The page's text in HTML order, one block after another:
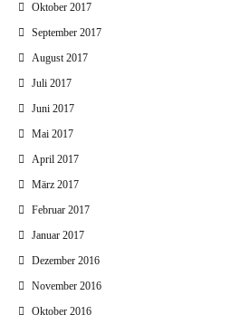
Oktober 2017
September 2017
August 2017
Juli 2017
Juni 2017
Mai 2017
April 2017
März 2017
Februar 2017
Januar 2017
Dezember 2016
November 2016
Oktober 2016